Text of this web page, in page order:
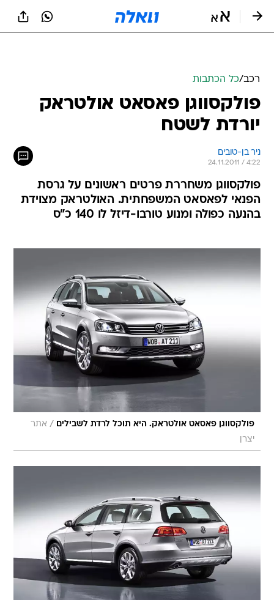
רכב/כל הכתבות
פולקסווגן פאסאט אולטראק
יורדת לשטח
ניר בן-טובים
24.11.2011 / 4:22
פולקסווגן משחררת פרטים ראשונים על גרסת
הפנאי לפאסאט המשפחתית. האולטראק מצוידת
בהנעה כפולה ומנוע טורבו-דיזל לו 140 כ"ס
פולקסווגן פאסאט אולטראק. היא תוכל לרדת לשבילים / אתר
יצרן